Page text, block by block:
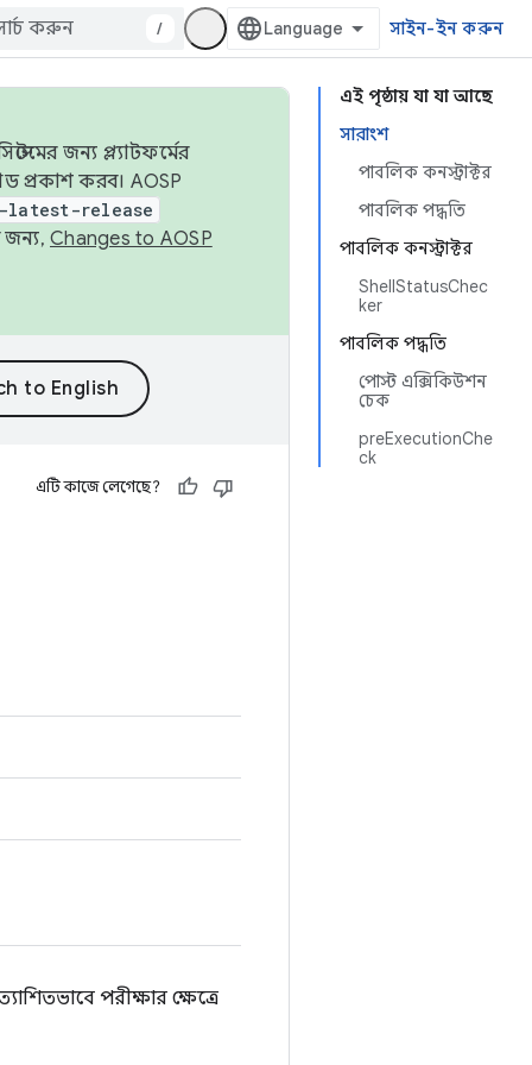
/ সাইন-ইন করুন
এই পৃষ্ঠায় যা যা আছে
সারাংশ
পাবলিক কনস্ট্রাক্টর
পাবলিক পদ্ধতি
পাবলিক কনস্ট্রাক্টর
ShellStatusChec
ker
পাবলিক পদ্ধতি
পোস্ট এক্সিকিউশন
চেক
preExecutionChe
ck
জন্য প্ল্যাটফর্মের
প্রকাশ করব। AOSP
latest-release
জন্য, Changes to AOSP
এটি কাজে লেগেছে?
পরীক্ষার ক্ষেত্রে